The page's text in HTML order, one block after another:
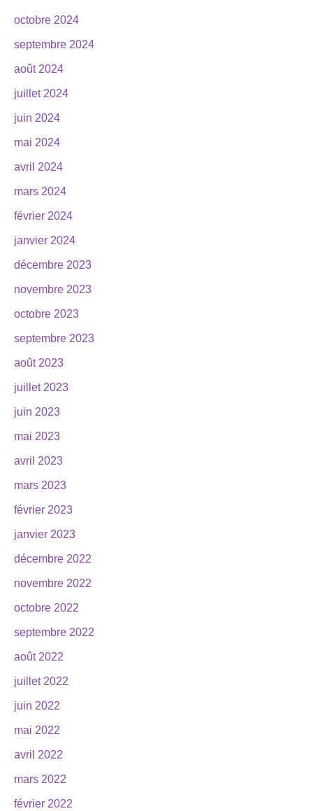
octobre 2024
septembre 2024
août 2024
juillet 2024
juin 2024
mai 2024
avril 2024
mars 2024
février 2024
janvier 2024
décembre 2023
novembre 2023
octobre 2023
septembre 2023
août 2023
juillet 2023
juin 2023
mai 2023
avril 2023
mars 2023
février 2023
janvier 2023
décembre 2022
novembre 2022
octobre 2022
septembre 2022
août 2022
juillet 2022
juin 2022
mai 2022
avril 2022
mars 2022
février 2022